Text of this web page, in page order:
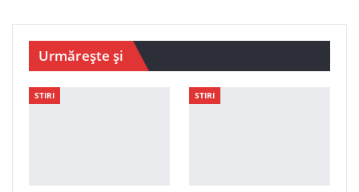
Urmărește și
STIRI STIRI